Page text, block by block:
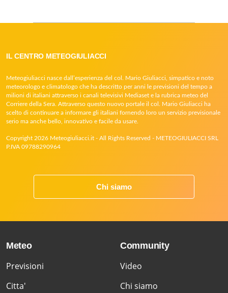
IL CENTRO METEOGIULIACCI
Meteogiuliacci nasce dall’esperienza del col. Mario Giuliacci, simpatico e noto
meteorologo e climatologo che ha descritto per anni le previsioni del tempo a
milioni di italiani attraverso i canali televisivi Mediaset e la rubrica meteo del
Corriere della Sera. Attraverso questo nuovo portale il col. Mario Giuliacci ha
scelto di continuare a informare gli italiani fornendo loro un servizio previsionale
serio ma anche bello, innovativo e facile da usare.
Copyright 2026 Meteogiuliacci.it - All Rights Reserved - METEOGIULIACCI SRL
P.IVA 09788290964
Chi siamo
Meteo
Previsioni
Citta'
Community
Video
Chi siamo